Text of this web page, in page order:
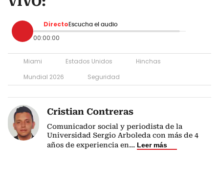
Directo Escucha el audio
00:00:00
Miami Estados Unidos
Hinchas
Mundial 2026
Seguridad
Cristian Contreras
Comunicador social y periodista de la
Universidad Sergio Arboleda con más de 4
años de experiencia en... Leer más